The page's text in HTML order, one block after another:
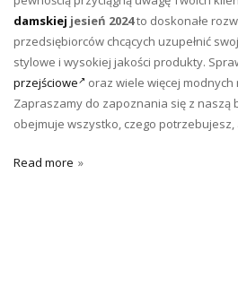
damskiej jesień 2024to doskonałe
przedsiębiorców chcących uzupełnić
stylowe i wysokiej jakości produkty.
przejściowe
oraz wiele więcej
Zapraszamy do zapoznania się z naszą
obejmuje wszystko, czego
Read more